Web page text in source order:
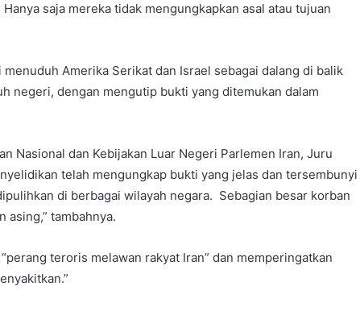
saja mereka tidak mengungkapkan asal atau tujuan
Amerika Serikat dan Israel sebagai dalang di balik
negeri, dengan mengutip bukti yang ditemukan dalam
Nasional dan Kebijakan Luar Negeri Parlemen Iran, Juru
telah mengungkap bukti yang jelas dan tersembunyi
di berbagai wilayah negara. Sebagian besar korban
tambahnya.
teroris melawan rakyat Iran” dan memperingatkan